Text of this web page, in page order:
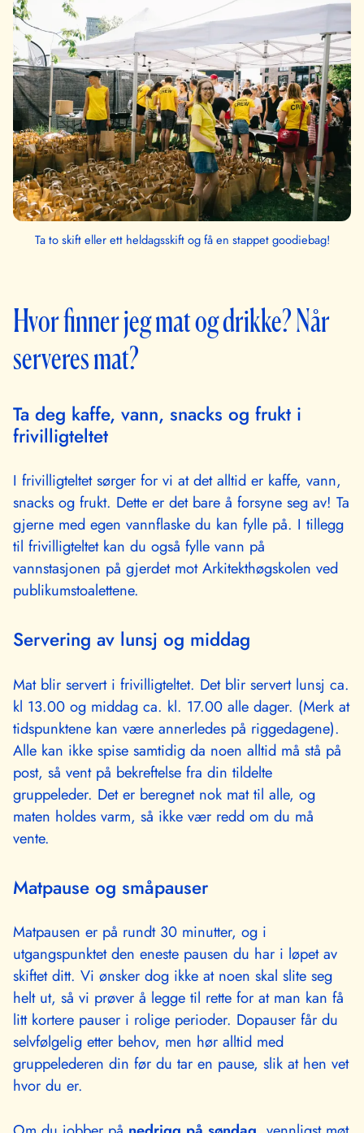
Ta to skift eller ett heldagsskift og få en stappet goodiebag!
Hvor finner jeg mat og drikke? Når
serveres mat?
Ta deg kaffe, vann, snacks og frukt i
frivilligteltet
I frivilligteltet sørger for vi at det alltid er kaffe, vann,
snacks og frukt. Dette er det bare å forsyne seg av! Ta
gjerne med egen vannflaske du kan fylle på. I tillegg
til frivilligteltet kan du også fylle vann på
vannstasjonen på gjerdet mot Arkitekthøgskolen ved
publikumstoalettene.
Servering av lunsj og middag
Mat blir servert i frivilligteltet. Det blir servert lunsj ca.
kl 13.00 og middag ca. kl. 17.00 alle dager. (Merk at
tidspunktene kan være annerledes på riggedagene).
Alle kan ikke spise samtidig da noen alltid må stå på
post, så vent på bekreftelse fra din tildelte
gruppeleder. Det er beregnet nok mat til alle, og
maten holdes varm, så ikke vær redd om du må
vente.
Matpause og småpauser
Matpausen er på rundt 30 minutter, og i
utgangspunktet den eneste pausen du har i løpet av
skiftet ditt. Vi ønsker dog ikke at noen skal slite seg
helt ut, så vi prøver å legge til rette for at man kan få
litt kortere pauser i rolige perioder. Dopauser får du
selvfølgelig etter behov, men hør alltid med
gruppelederen din før du tar en pause, slik at hen vet
hvor du er.